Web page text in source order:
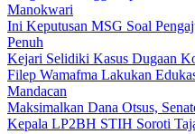
Manokwari
Ini Keputusan MSG Soal
Penuh
Kejari Selidiki Kasus Dugaan
Filep Wamafma Lakukan
Mandacan
Maksimalkan Dana Otsus,
Kepala LP2BH STIH Soroti